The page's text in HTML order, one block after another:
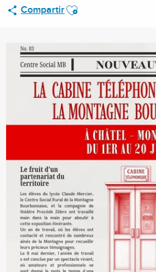
CompartirAjouter aux favoris